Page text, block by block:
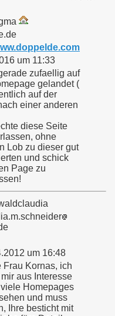
um 11:33
zufaellig auf
gelandet (
auf der
einer anderen
diese Seite
ohne
Lob zu dieser gut
und schick
Page zu
um 16:48
Frau Kornas, ich
aus Interesse
Homepages
und muss
Ihre besticht mit